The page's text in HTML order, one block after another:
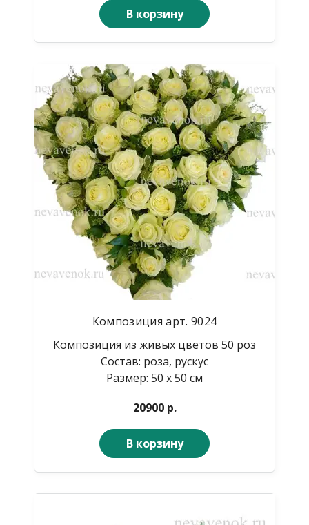
В корзину
Композиция арт. 9024
Композиция из живых цветов 50 роз
Состав: роза, рускус
Размер: 50 х 50 см
20900 р.
В корзину